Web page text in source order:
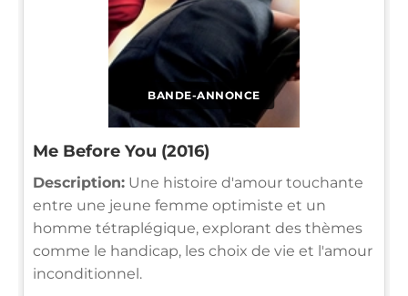
BANDE-ANNONCE
Me Before You (2016)
Description: Une histoire d'amour touchante
entre une jeune femme optimiste et un
homme tétraplégique, explorant des thèmes
comme le handicap, les choix de vie et l'amour
inconditionnel.